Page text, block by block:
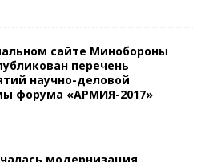
сайте Минобороны
перечень
научно-деловой
форума «АРМИЯ-2017»